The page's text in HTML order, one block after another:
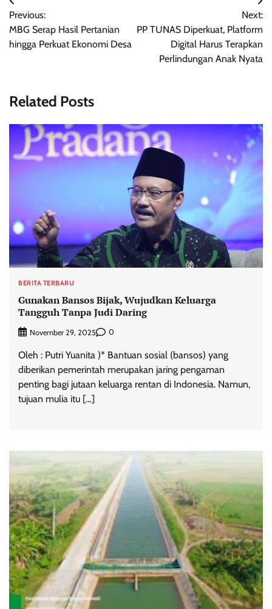
pos
Previous:
MBG Serap Hasil Pertanian
hingga Perkuat Ekonomi Desa
Next:
PP TUNAS Diperkuat, Platform
Digital Harus Terapkan
Perlindungan Anak Nyata
Related Posts
BERITA TERBARU
Gunakan Bansos Bijak, Wujudkan Keluarga
Tangguh Tanpa Judi Daring
November 29, 2025 0
Oleh : Putri Yuanita )* Bantuan sosial (bansos) yang
diberikan pemerintah merupakan jaring pengaman
penting bagi jutaan keluarga rentan di Indonesia. Namun,
tujuan mulia itu […]